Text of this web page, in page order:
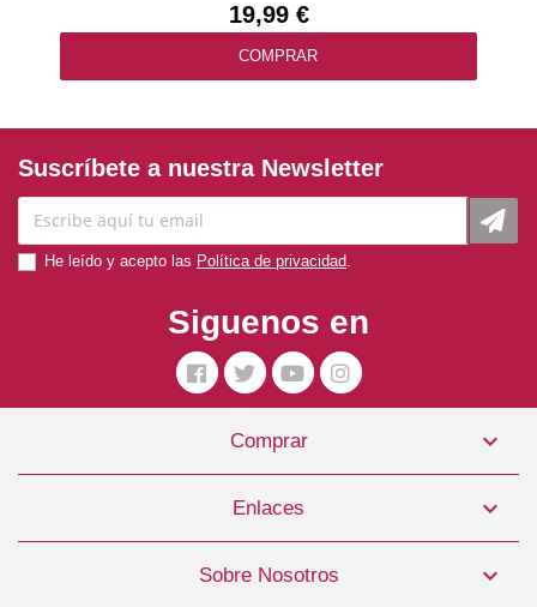
19,99 €
COMPRAR
Toallitas Oculares Perro Y Gato Freedog
2,99 €
COMPRAR
Suscríbete a nuestra Newsletter
He leído y acepto las Política de privacidad
Siguenos en
Comprar 
Enlaces 
Sobre Nosotros 